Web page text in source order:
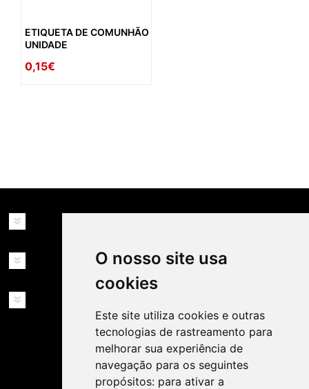
O nosso site usa
cookies
Este site utiliza cookies e outras
tecnologias de rastreamento para
melhorar sua experiência de
navegação para os seguintes
propósitos: para ativar a
ETIQUETA DE COMUNHÃO
UNIDADE
0,15€
MINHA CONTA